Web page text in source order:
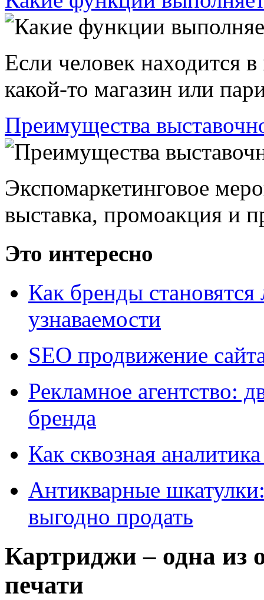
Если человек находится
какой-то магазин или
Преимущества
Экспомаркетинговое
выставка, промоакция и
Это интересно
Как бренды
узнаваемости
SEO продвижение
Рекламное агентство:
бренда
Как сквозная
Антикварные
выгодно продать
Картриджи – одна из
печати